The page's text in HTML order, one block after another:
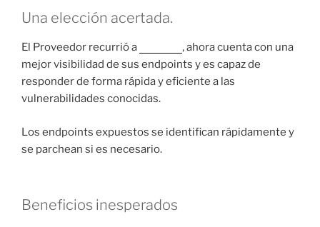
Una elección acertada.
El Proveedor recurrió a
, ahora cuenta con una
mejor visibilidad de sus endpoints y es capaz de
responder de forma rápida y eficiente a las
vulnerabilidades conocidas.
Los endpoints expuestos se identifican rápidamente y
se parchean si es necesario.
Beneficios inesperados